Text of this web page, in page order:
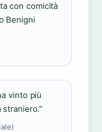
con comicità
Benigni
vinto più